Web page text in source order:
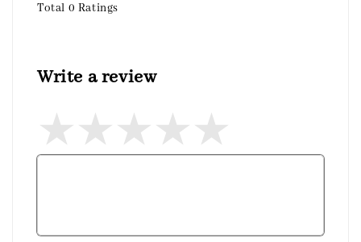
Total 0 Ratings
Write a review